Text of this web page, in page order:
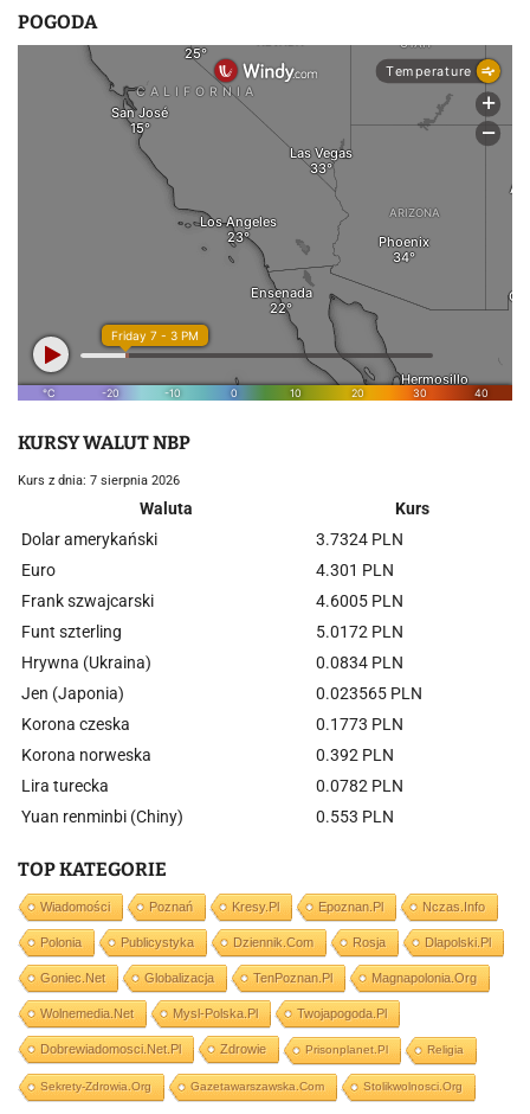
POGODA
KURSY WALUT NBP
Kurs z dnia: 7 sierpnia 2026
Waluta
Kurs
Dolar amerykański
3.7324 PLN
Euro
4.301 PLN
Frank szwajcarski
4.6005 PLN
Funt szterling
5.0172 PLN
Hrywna (Ukraina)
0.0834 PLN
Jen (Japonia)
0.023565 PLN
Korona czeska
0.1773 PLN
Korona norweska
0.392 PLN
Lira turecka
0.0782 PLN
Yuan renminbi (Chiny)
0.553 PLN
TOP KATEGORIE
Wiadomości Poznań Kresy.pl Epoznan.pl Nczas.info
Polonia Publicystyka Dziennik.com Rosja Dlapolski.pl
Goniec.net Globalizacja TenPoznan.pl Magnapolonia.org
Wolnemedia.net Mysl-Polska.pl Twojapogoda.pl
Dobrewiadomosci.net.pl Zdrowie Prisonplanet.pl Religia
Sekrety-Zdrowia.org Gazetawarszawska.com Stolikwolnosci.org